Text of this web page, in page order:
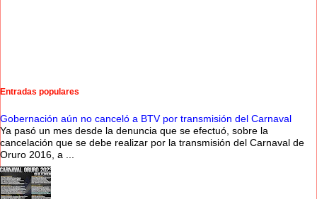
Entradas populares
Gobernación aún no canceló a BTV por transmisión del Carnaval
Ya pasó un mes desde la denuncia que se efectuó, sobre la
cancelación que se debe realizar por la transmisión del Carnaval de
Oruro 2016, a ...